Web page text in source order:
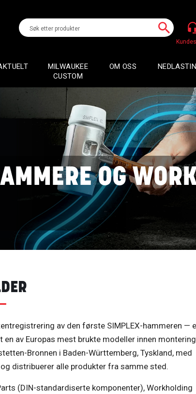
MILWAUKEE
CUSTOM
OM OSS
OG
av den første SIMPLEX-hammeren —
av Europas mest brukte modeller innen
Bronnen i Baden-Württemberg, Tyskland, med
distribuerer alle produkter fra samme sted.
(DIN-standardiserte komponenter), Workholding